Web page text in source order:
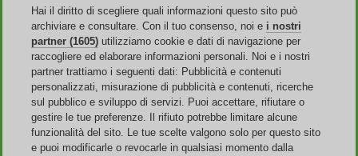
T&C
Informazioni legali
Trasparenza
Team Discoup
News
Tutti i negozi
Tutte le categorie
Guida agli sconti
Eventi
Hai il diritto di scegliere quali informazioni questo sito può
archiviare e consultare. Con il tuo consenso, noi e i nostri
partner (1605) utilizziamo cookie e dati di navigazione per
raccogliere ed elaborare informazioni personali. Noi e i nostri
partner trattiamo i seguenti dati: Pubblicità e contenuti
personalizzati, misurazione di pubblicità e contenuti, ricerche
sul pubblico e sviluppo di servizi. Puoi accettare, rifiutare o
gestire le tue preferenze. Il rifiuto potrebbe limitare alcune
funzionalità del sito. Le tue scelte valgono solo per questo sito
e puoi modificarle o revocarle in qualsiasi momento dalla